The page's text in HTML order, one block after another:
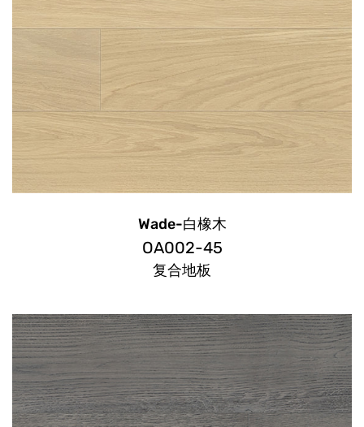
Wade-白橡木
OA002-45
复合地板